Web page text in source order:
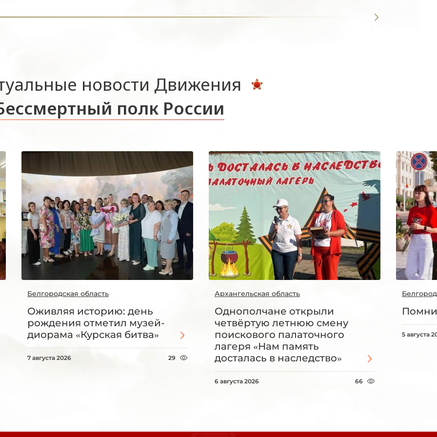
новости Движения
полк России
Белгородская область
Оживляя историю: день
рождения отметил музей-
диорама «Курская битва»
7 августа 2026 29
Архангельская область
Однополчане открыли
четвёртую летнюю смену
поискового палаточного
лагеря «Нам память
досталась в наследство»
6 августа 2026 66
5 августа